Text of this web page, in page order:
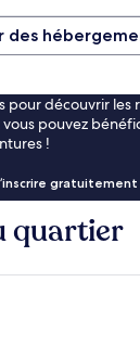
des
pour découvrir les
pouvez
!
gratuitement
quartier